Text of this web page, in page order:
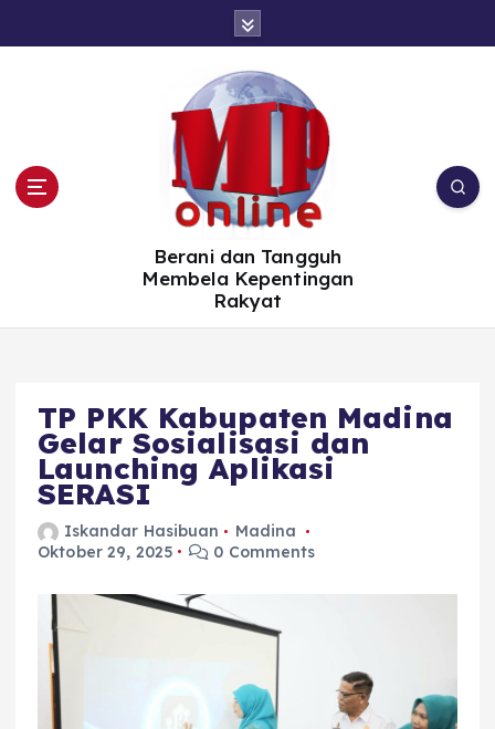
Berani dan Tangguh
Membela Kepentingan
Rakyat
TP PKK Kabupaten Madina
Gelar Sosialisasi dan
Launching Aplikasi
SERASI
Iskandar Hasibuan
Madina
Oktober 29, 2025
0 Comments